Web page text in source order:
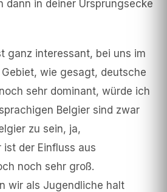
dann in deiner Ursprungsecke
ganz interessant, bei uns im
wie gesagt, deutsche
sehr dominant, würde ich
Belgier sind zwar
zu sein, ja,
der Einfluss aus
noch sehr groß.
wir als Jugendliche halt